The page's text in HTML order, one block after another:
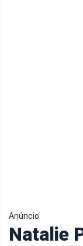
Anúncio
Natalie